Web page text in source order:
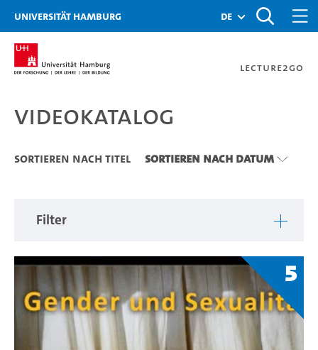
Zu den Filtern
Zur Metanavigation
Zur Hauptnavigation
Zur Suche
Zum Inhalt
Zum Seitenfuss
Universität Hamburg de
Lecture2Go
Videokatalog
Videokatalog
Sortieren nach Titel Sortieren nach Datum
Filter
5